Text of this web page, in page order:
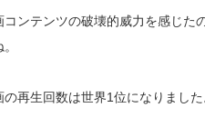
コンテンツの破壊的威力を感じた
再生回数は世界1位になりました